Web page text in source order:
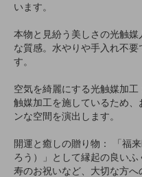
います。
本物と見紛う美しさの光触
な質感。水やりや手入れ不
す。
空気を綺麗にする光触媒加
触媒加工を施しているため
ンな空間を演出します。
開運と癒しの贈り物： 「福
ろう）」として縁起の良い
寿のお祝いなど、大切な方へ